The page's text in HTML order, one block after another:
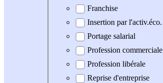
Franchise
Insertion par l'activ.éco.
Portage salarial
Profession commerciale
Profession libérale
Reprise d'entreprise